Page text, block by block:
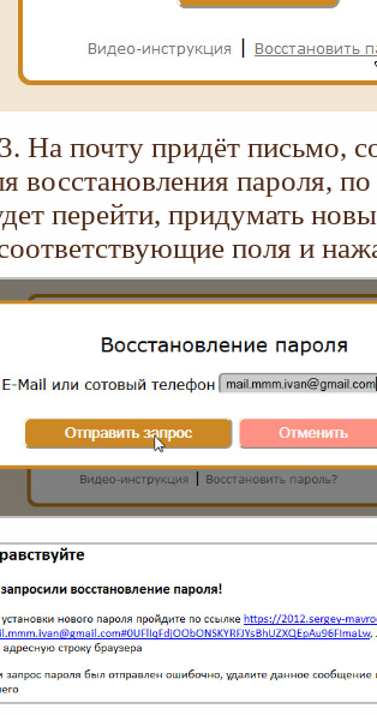
На почту придёт письмо,
восстановления пароля,
перейти, придумать
поля и